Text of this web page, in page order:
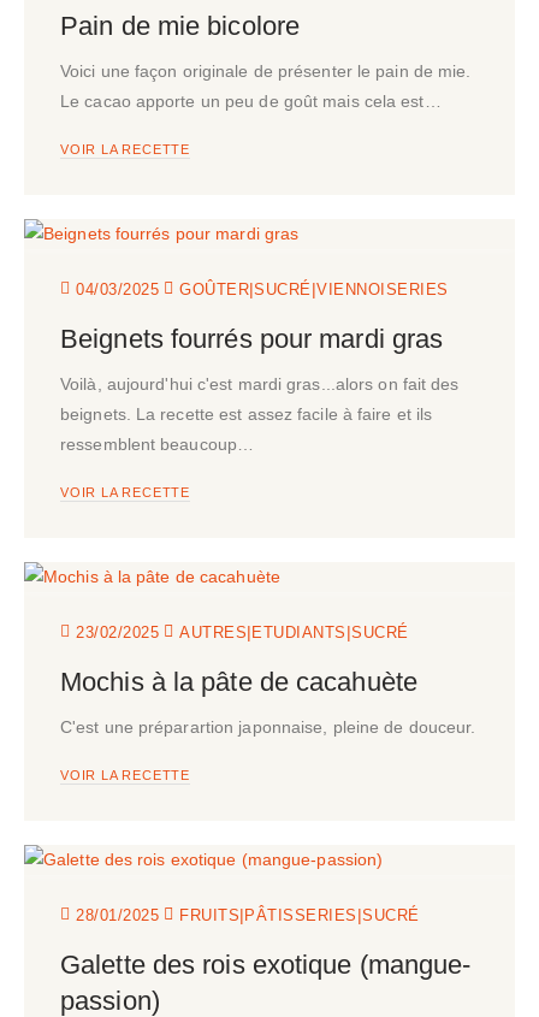
Pain de mie bicolore
Voici une façon originale de présenter le pain de mie.
Le cacao apporte un peu de goût mais cela est…
VOIR LA RECETTE
04/03/2025 GOÛTER|SUCRÉ |VIENNOISERIES
Beignets fourrés pour mardi gras
Voilà, aujourd'hui c'est mardi gras...alors on fait des
beignets. La recette est assez facile à faire et ils
ressemblent beaucoup…
VOIR LA RECETTE
23/02/2025 AUTRES|ETUDIANTS |SUCRÉ
Mochis à la pâte de cacahuète
C'est une préparartion japonnaise, pleine de douceur.
VOIR LA RECETTE
28/01/2025 FRUITS|PÂTISSERIES |SUCRÉ
Galette des rois exotique (mangue-
passion)